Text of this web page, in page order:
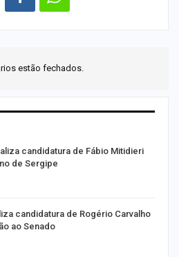
estão fechados.
candidatura de Fábio Mitidieri
de Sergipe
candidatura de Rogério Carvalho
ao Senado